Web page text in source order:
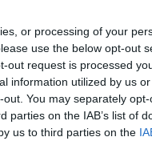
or processing of your
use the below opt-out
out request is processed
information utilized by us
You may separately
parties on the IAB’s list of
us to third parties on the
για το
Οι
τούρτα
τον DJ Dubz